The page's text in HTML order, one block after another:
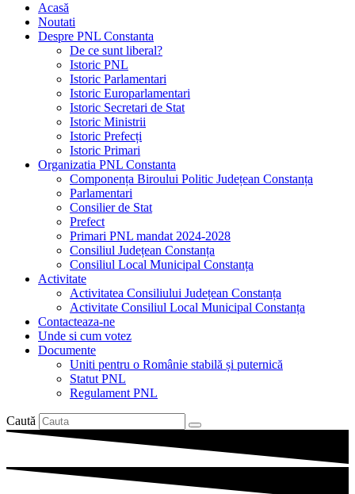
Acasă
Noutati
Despre PNL Constanta
De ce sunt liberal?
Istoric PNL
Istoric Parlamentari
Istoric Europarlamentari
Istoric Secretari de Stat
Istoric Ministrii
Istoric Prefecți
Istoric Primari
Organizatia PNL Constanta
Componența Biroului Politic Județean Constanța
Parlamentari
Consilier de Stat
Prefect
Primari PNL mandat 2024-2028
Consiliul Județean Constanța
Consiliul Local Municipal Constanța
Activitate
Activitatea Consiliului Județean Constanța
Activitate Consiliul Local Municipal Constanța
Contacteaza-ne
Unde si cum votez
Documente
Uniti pentru o Românie stabilă și puternică
Statut PNL
Regulament PNL
Caută